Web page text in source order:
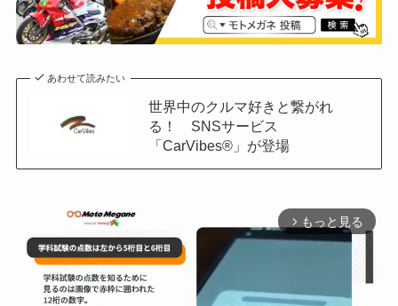
あわせて読みたい
世界中のクルマ好きと繋がれ
る！ SNSサービス
「CarVibes®」が登場
arrow_forward_ios もっと見る